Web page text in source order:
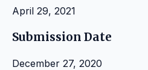
April 29, 2021
Submission Date
December 27, 2020